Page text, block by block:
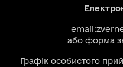
email:
або форма
Графік особистого